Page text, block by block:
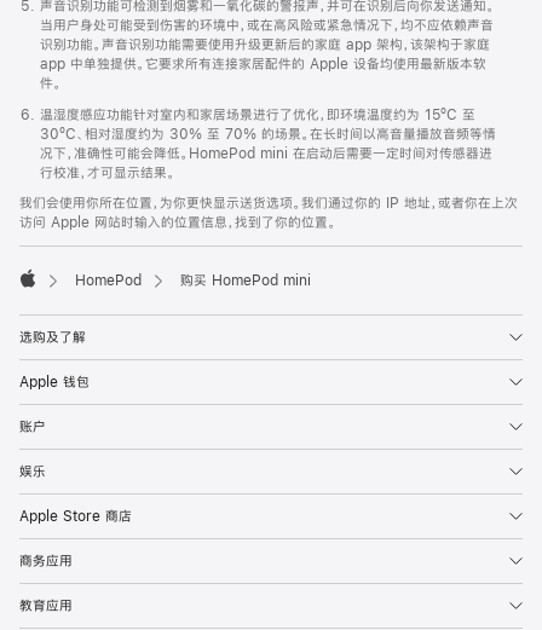
声音识别功能可检测到烟雾和一氧化碳的警报声，并可在识别后向你发送通知。
当用户身处可能受到伤害的环境中，或在高风险或紧急情况下，均不应依赖声音
识别功能。声音识别功能需要使用升级更新后的家庭 app 架构，该架构于家庭
app 中单独提供。它要求所有连接家居配件的 Apple 设备均使用最新版本软
件。
温湿度感应功能针对室内和家居场景进行了优化，即环境温度约为 15ºC 至
30ºC、相对湿度约为 30% 至 70% 的场景。在长时间以高音量播放音频等情
况下，准确性可能会降低。HomePod mini 在启动后需要一定时间对传感器进
行校准，才可显示结果。
我们会使用你所在位置，为你更快显示送货选项。我们通过你的 IP 地址，或者你在上次
访问 Apple 网站时输入的位置信息，找到了你的位置。
HomePod 购买 HomePod mini
选购及了解
Apple 钱包
账户
娱乐
Apple Store 商店
商务应用
教育应用